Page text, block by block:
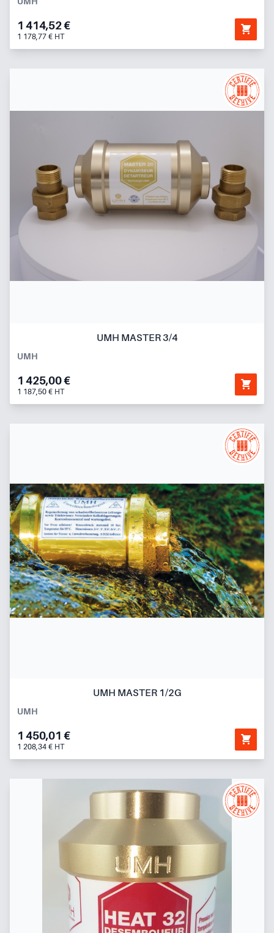
1 414,52 €
1 178,77 € HT
UMH MASTER 3/4
UMH
1 425,00 €
1 187,50 € HT
UMH MASTER 1/2G
UMH
1 450,01 €
1 208,34 € HT